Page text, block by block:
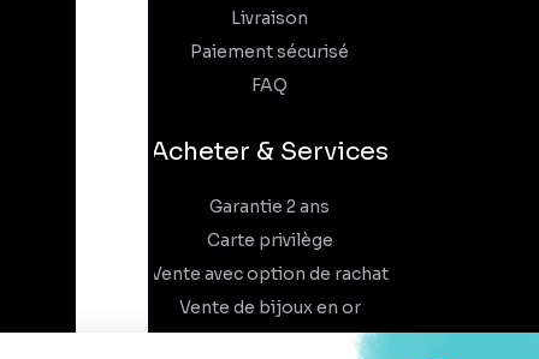
Livraison
Paiement sécurisé
FAQ
Acheter & Services
Garantie 2 ans
Carte privilège
Vente avec option de rachat
Vente de bijoux en or